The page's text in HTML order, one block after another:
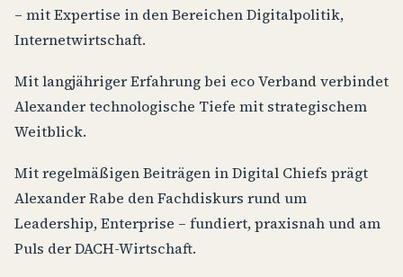
– mit Expertise in den Bereichen Digitalpolitik,
Internetwirtschaft.
Mit langjähriger Erfahrung bei eco Verband verbindet
Alexander technologische Tiefe mit strategischem
Weitblick.
Mit regelmäßigen Beiträgen in Digital Chiefs prägt
Alexander Rabe den Fachdiskurs rund um
Leadership, Enterprise – fundiert, praxisnah und am
Puls der DACH-Wirtschaft.